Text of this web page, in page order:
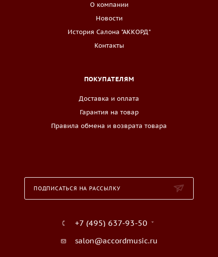
О компании
Новости
История Салона "АККОРД"
Контакты
ПОКУПАТЕЛЯМ
Доставка и оплата
Гарантия на товар
Правила обмена и возврата товара
ПОДПИСАТЬСЯ НА РАССЫЛКУ
+7 (495) 637-93-50
salon@accordmusic.ru